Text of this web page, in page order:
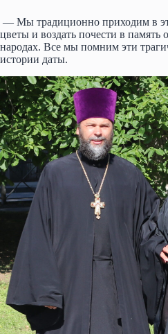
— Мы традиционно приходим в
цветы и воздать почести в память
народах. Все мы помним эти
истории даты.